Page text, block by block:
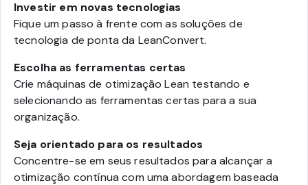
Investir em novas tecnologias
Fique um passo à frente com as soluções de
tecnologia de ponta da LeanConvert.
Escolha as ferramentas certas
Crie máquinas de otimização Lean testando e
selecionando as ferramentas certas para a sua
organização.
Seja orientado para os resultados
Concentre-se em seus resultados para alcançar a
otimização contínua com uma abordagem baseada